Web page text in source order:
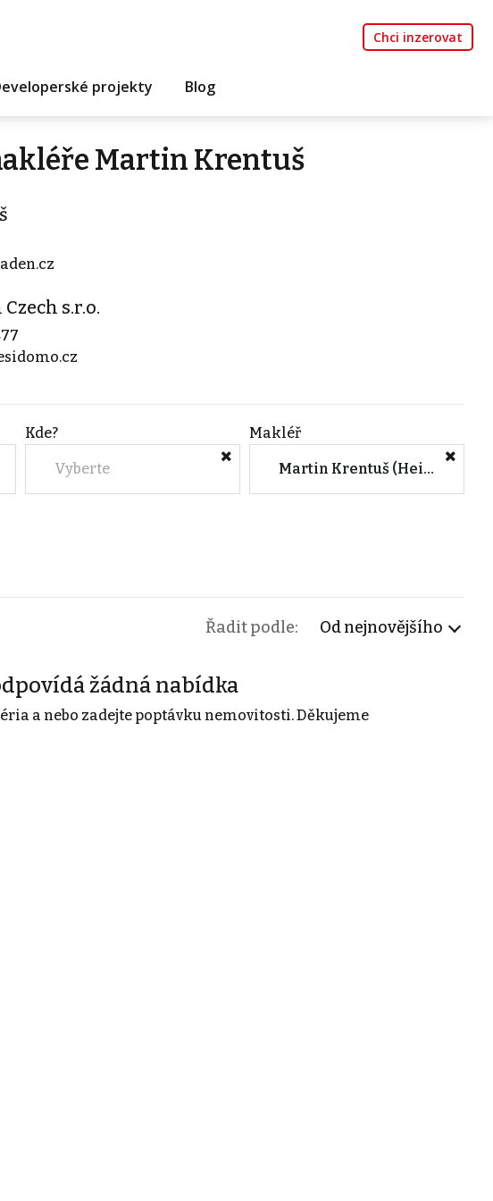
Chci inzerovat
projekty Blog
Martin Krentuš
s.r.o.
Kde?
Vyberte
Makléř
Martin Krentuš (Heimstaden Czech s.r.o.)
Řadit podle: Od nejnovějšího
žádná nabídka
a nebo zadejte poptávku nemovitosti. Děkujeme